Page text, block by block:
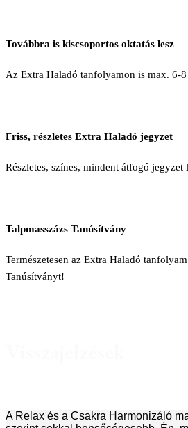
Továbbra is kiscsoportos oktatás lesz
Az Extra Haladó tanfolyamon is max. 6-
Friss, részletes Extra Haladó jegyzet
Részletes, színes, mindent átfogó jegyzet
Talpmasszázs Tanúsítvány
Természetesen az Extra Haladó
Tanúsítványt!
A Relax és a Csakra Harmonizáló